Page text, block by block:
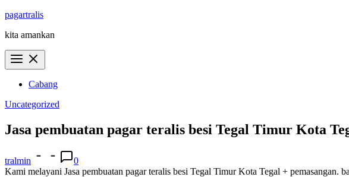
Skip
content
pagartralis
kita amankan
Cabang
Uncategorized
Jasa pembuatan pagar teralis besi Tegal Timur Kota
tralmin
0
Kami melayani Jasa pembuatan pagar teralis besi Tegal Timur Kota Tegal +